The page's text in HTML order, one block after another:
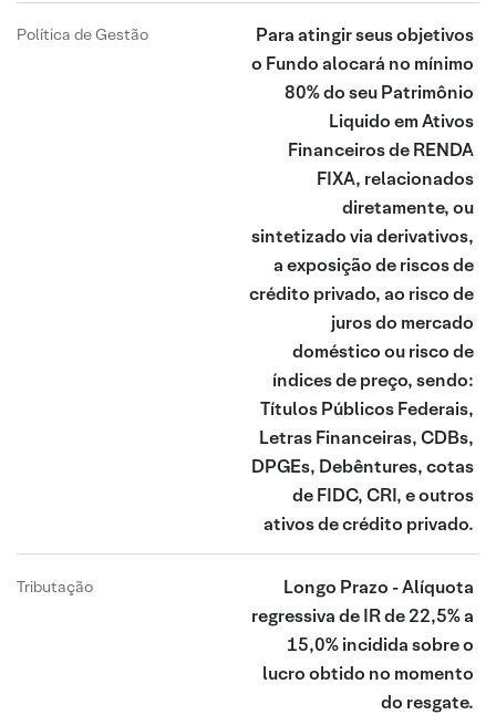
Política de Gestão
Para atingir seus objetivos
o Fundo alocará no mínimo
80% do seu Patrimônio
Liquido em Ativos
Financeiros de RENDA
FIXA, relacionados
diretamente, ou
sintetizado via derivativos,
a exposição de riscos de
crédito privado, ao risco de
juros do mercado
doméstico ou risco de
índices de preço, sendo:
Títulos Públicos Federais,
Letras Financeiras, CDBs,
DPGEs, Debêntures, cotas
de FIDC, CRI, e outros
ativos de crédito privado.
Tributação
Longo Prazo - Alíquota
regressiva de IR de 22,5% a
15,0% incidida sobre o
lucro obtido no momento
do resgate.